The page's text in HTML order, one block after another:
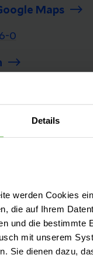
Details
werden Cookies
die auf Ihrem
und die bestimmte
mit unserem
Sie dienen dazu,
Maps
0
an zwei
und